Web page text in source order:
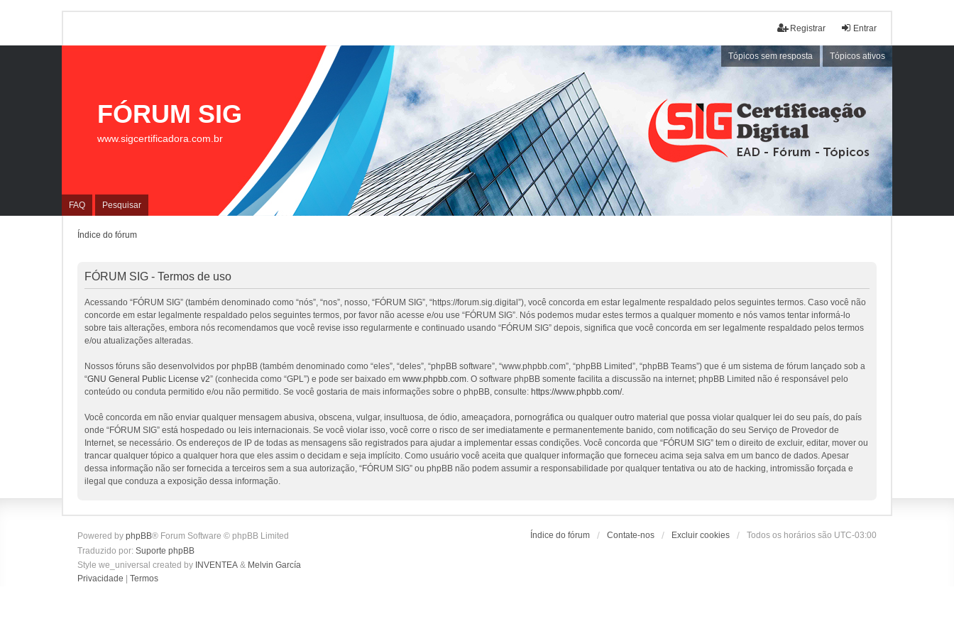
Entrar
Registrar
Tópicos sem resposta Tópicos ativos
FAQ Pesquisar
FÓRUM SIG
www.sigcertificadora.com.br
Índice do fórum
FÓRUM SIG - Termos de uso
Acessando “FÓRUM SIG” (também denominado como “nós”, “nos”, nosso, “FÓRUM SIG”, “https://forum.sig.digital”), você concorda em estar legalmente respaldado pelos seguintes termos. Caso você não
concorde em estar legalmente respaldado pelos seguintes termos, por favor não acesse e/ou use “FÓRUM SIG”. Nós podemos mudar estes termos a qualquer momento e nós vamos tentar informá-lo
sobre tais alterações, embora nós recomendamos que você revise isso regularmente e continuado usando “FÓRUM SIG” depois, significa que você concorda em ser legalmente respaldado pelos termos
e/ou atualizações alteradas.
Nossos fóruns são desenvolvidos por phpBB (também denominado como “eles”, “deles”, “phpBB software”, “www.phpbb.com”, “phpBB Limited”, “phpBB Teams”) que é um sistema de fórum lançado sob a
“GNU General Public License v2” (conhecida como “GPL”) e pode ser baixado em www.phpbb.com. O software phpBB somente facilita a discussão na internet; phpBB Limited não é responsável pelo
conteúdo ou conduta permitido e/ou não permitido. Se você gostaria de mais informações sobre o phpBB, consulte: https://www.phpbb.com/.
Você concorda em não enviar qualquer mensagem abusiva, obscena, vulgar, insultuosa, de ódio, ameaçadora, pornográfica ou qualquer outro material que possa violar qualquer lei do seu país, do país
onde “FÓRUM SIG” está hospedado ou leis internacionais. Se você violar isso, você corre o risco de ser imediatamente e permanentemente banido, com notificação do seu Serviço de Provedor de
Internet, se necessário. Os endereços de IP de todas as mensagens são registrados para ajudar a implementar essas condições. Você concorda que “FÓRUM SIG” tem o direito de excluir, editar, mover ou
trancar qualquer tópico a qualquer hora que eles assim o decidam e seja implícito. Como usuário você aceita que qualquer informação que forneceu acima seja salva em um banco de dados. Apesar
dessa informação não ser fornecida a terceiros sem a sua autorização, “FÓRUM SIG” ou phpBB não podem assumir a responsabilidade por qualquer tentativa ou ato de hacking, intromissão forçada e
ilegal que conduza a exposição dessa informação.
Índice do fórum Contate-nos Excluir cookies Todos os horários são UTC-03:00
Powered by phpBB® Forum Software © phpBB Limited
Traduzido por: Suporte phpBB
Style we_universal created by INVENTEA & Melvin García
Privacidade
Termos